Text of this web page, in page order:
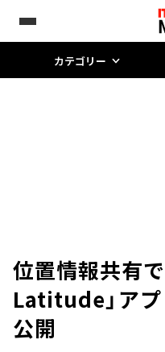
カテゴリー
位置情報共有
Latitude」ア
公開